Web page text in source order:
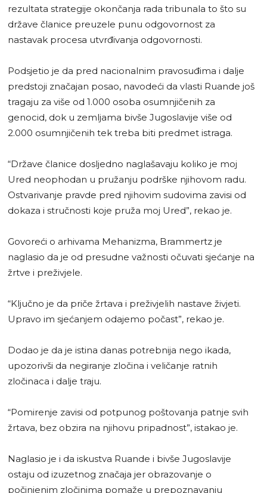
rezultata strategije okončanja rada tribunala to što su
države članice preuzele punu odgovornost za
nastavak procesa utvrđivanja odgovornosti.
Podsjetio je da pred nacionalnim pravosuđima i dalje
predstoji značajan posao, navodeći da vlasti Ruande još
tragaju za više od 1.000 osoba osumnjičenih za
genocid, dok u zemljama bivše Jugoslavije više od
2.000 osumnjičenih tek treba biti predmet istraga.
“Države članice dosljedno naglašavaju koliko je moj
Ured neophodan u pružanju podrške njihovom radu.
Ostvarivanje pravde pred njihovim sudovima zavisi od
dokaza i stručnosti koje pruža moj Ured”, rekao je.
Govoreći o arhivama Mehanizma, Brammertz je
naglasio da je od presudne važnosti očuvati sjećanje na
žrtve i preživjele.
“Ključno je da priče žrtava i preživjelih nastave živjeti.
Upravo im sjećanjem odajemo počast”, rekao je.
Dodao je da je istina danas potrebnija nego ikada,
upozorivši da negiranje zločina i veličanje ratnih
zločinaca i dalje traju.
“Pomirenje zavisi od potpunog poštovanja patnje svih
žrtava, bez obzira na njihovu pripadnost”, istakao je.
Naglasio je i da iskustva Ruande i bivše Jugoslavije
ostaju od izuzetnog značaja jer obrazovanje o
počinjenim zločinima pomaže u prepoznavanju